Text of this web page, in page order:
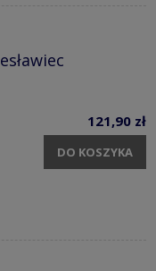
121,90 zł
DO KOSZYKA